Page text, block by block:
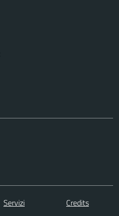
Servizi
Credits